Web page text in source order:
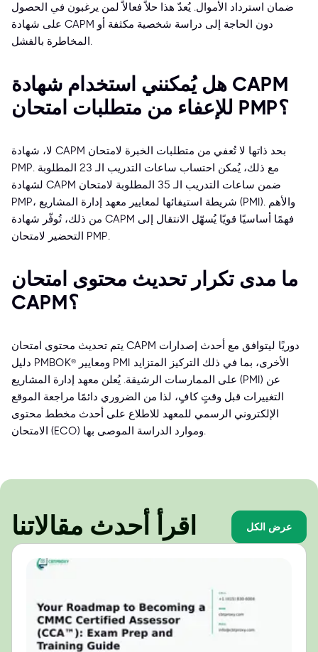
ضمان استرداد الأموال. يُعدّ هذا حلاً فعالاً لمن يرغبون في الحصول
على شهادة CAPM دون الحاجة إلى دراسة شخصية مكثفة أو
المخاطرة بالفشل.
هل يُمكنني استخدام شهادة CAPM
للإعفاء من متطلبات امتحان PMP؟
لا، شهادة CAPM بحد ذاتها لا تُعفي من متطلبات الخبرة لامتحان
PMP. مع ذلك، يُمكن احتساب ساعات التدريب الـ 23 المطلوبة
لشهادة CAPM ضمن ساعات التدريب الـ 35 المطلوبة لامتحان
PMP، شريطة استيفائها لمعايير معهد إدارة المشاريع (PMI). والأهم
من ذلك، تُوفّر شهادة CAPM فهمًا أساسيًا قويًا يُسهّل الانتقال إلى
التحضير لامتحان PMP.
ما مدى تكرار تحديث محتوى امتحان
CAPM؟
يتم تحديث محتوى امتحان CAPM دوريًا ليتوافق مع أحدث إصدارات
دليل PMBOK® ومعايير PMI الأخرى، بما في ذلك التركيز المتزايد
على الممارسات الرشيقة. يُعلن معهد إدارة المشاريع (PMI) عن
التغييرات قبل وقتٍ كافٍ، لذا من الضروري دائمًا مراجعة الموقع
الإلكتروني الرسمي للمعهد للاطلاع على أحدث مخطط محتوى
الامتحان (ECO) وموارد الدراسة الموصى بها.
اقرأ أحدث مقالاتنا عرض الكل